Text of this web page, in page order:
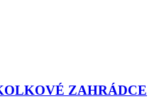
ZAHRÁDCE